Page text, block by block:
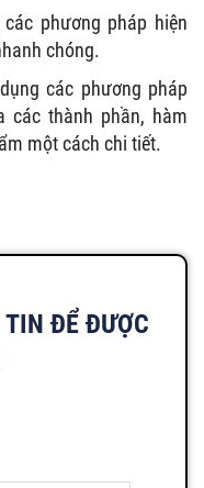
phương pháp hiện
chóng.
các phương pháp
các thành phần, hàm
một cách chi tiết.
TIN ĐỂ ĐƯỢC